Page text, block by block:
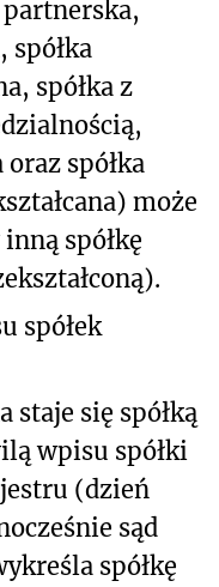
partnerska,
spółka
spółka z
spółka
może
spółkę
spółek
staje się spółką
wpisu spółki
(dzień
sąd
spółkę